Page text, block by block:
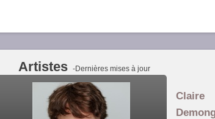
Artistes -Dernières mises à jour
Claire